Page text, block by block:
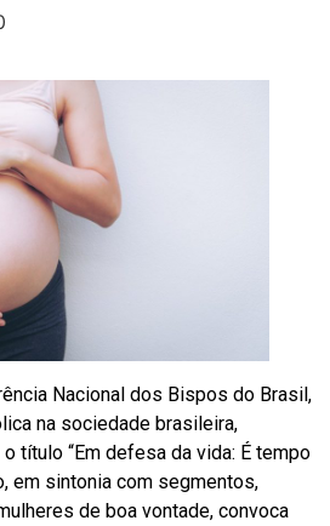
Nacional dos Bispos do Brasil,
na sociedade brasileira,
título “Em defesa da vida: É tempo
em sintonia com segmentos,
de boa vontade, convoca